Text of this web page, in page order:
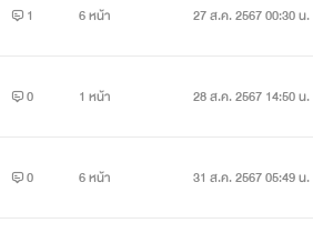
1 6 หน้า 27 ส.ค. 2567 00:30 น.
0 1 หน้า 28 ส.ค. 2567 14:50 น.
0 6 หน้า 31 ส.ค. 2567 05:49 น.